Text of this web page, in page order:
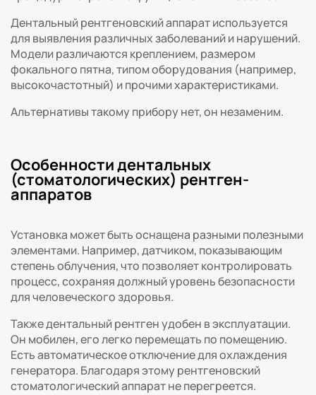
Дентальный рентгеновский аппарат используется
для выявления различных заболеваний и нарушений.
Модели различаются креплением, размером
фокального пятна, типом оборудования (например,
высокочастотный) и прочими характеристиками.
Альтернативы такому прибору нет, он незаменим.
Особенности дентальных
(стоматологических) рентген-
аппаратов
Установка может быть оснащена разными полезными
элементами. Например, датчиком, показывающим
степень облучения, что позволяет контролировать
процесс, сохраняя должный уровень безопасности
для человеческого здоровья.
Также дентальный рентген удобен в эксплуатации.
Он мобилен, его легко перемещать по помещению.
Есть автоматическое отключение для охлаждения
генератора. Благодаря этому рентгеновский
стоматологический аппарат не перегреется.